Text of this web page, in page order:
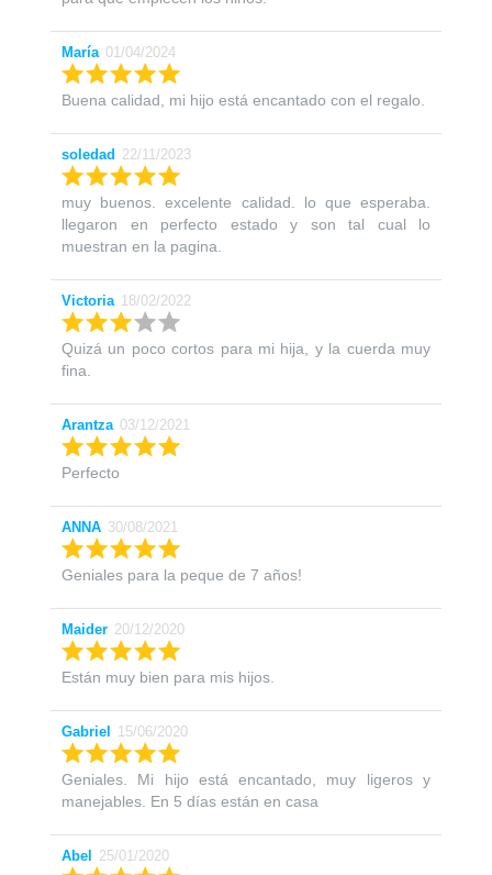
María 01/04/2024
Buena calidad, mi hijo está encantado con el regalo.
soledad 22/11/2023
muy buenos. excelente calidad. lo que esperaba.
llegaron en perfecto estado y son tal cual lo
muestran en la pagina.
Victoria 18/02/2022
Quizá un poco cortos para mi hija, y la cuerda muy
fina.
Arantza 03/12/2021
Perfecto
ANNA 30/08/2021
Geniales para la peque de 7 años!
Maider 20/12/2020
Están muy bien para mis hijos.
Gabriel 15/06/2020
Geniales. Mi hijo está encantado, muy ligeros y
manejables. En 5 días están en casa
Abel 25/01/2020